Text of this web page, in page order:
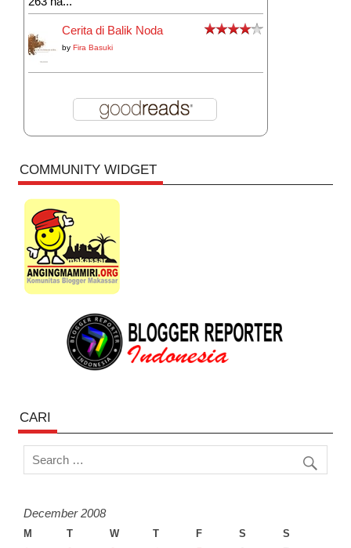
Cerita di Balik Noda
byFira Basuki
COMMUNITY WIDGET
CARI
December 2008
M T W T F S S